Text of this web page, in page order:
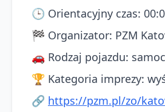
🕒 Orientacyjny czas:
🏁 Organizator: PZM
🚗 Rodzaj pojazdu:
🏆 Kategoria imprezy:
🔗 https://pzm.pl/zo/